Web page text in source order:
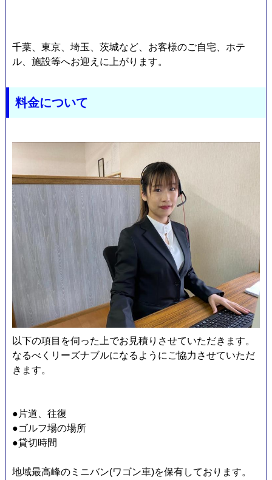
そ
の
他
千葉、東京、埼玉、茨城など、お客様のご自宅、ホテ
ル、施設等へお迎えに上がります。
料金について
以下の項目を伺った上でお見積りさせていただきます。
なるべくリーズナブルになるようにご協力させていただ
きます。
●片道、往復
●ゴルフ場の場所
●貸切時間
地域最高峰のミニバン(ワゴン車)を保有しております。